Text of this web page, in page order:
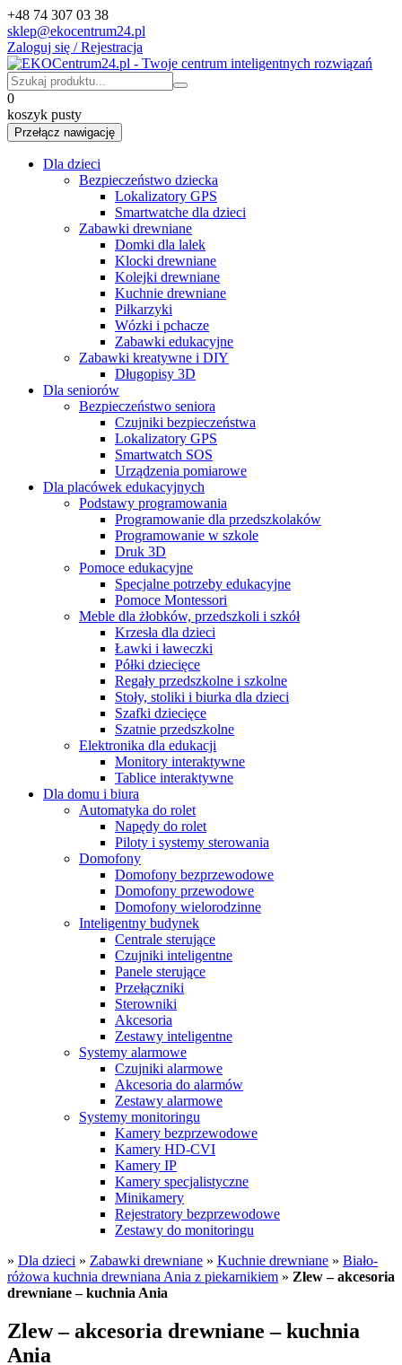
+48 74 307 03 38
sklep@ekocentrum24.pl
Zaloguj się / Rejestracja
0
koszyk pusty
Przełącz nawigację
Dla dzieci
Bezpieczeństwo dziecka
Lokalizatory GPS
Smartwatche dla dzieci
Zabawki drewniane
Domki dla lalek
Klocki drewniane
Kolejki drewniane
Kuchnie drewniane
Piłkarzyki
Wózki i pchacze
Zabawki edukacyjne
Zabawki kreatywne i DIY
Długopisy 3D
Dla seniorów
Bezpieczeństwo seniora
Czujniki bezpieczeństwa
Lokalizatory GPS
Smartwatch SOS
Urządzenia pomiarowe
Dla placówek edukacyjnych
Podstawy programowania
Programowanie dla przedszkolaków
Programowanie w szkole
Druk 3D
Pomoce edukacyjne
Specjalne potrzeby edukacyjne
Pomoce Montessori
Meble dla żłobków, przedszkoli i szkół
Krzesła dla dzieci
Ławki i ławeczki
Półki dziecięce
Regały przedszkolne i szkolne
Stoły, stoliki i biurka dla dzieci
Szafki dziecięce
Szatnie przedszkolne
Elektronika dla edukacji
Monitory interaktywne
Tablice interaktywne
Dla domu i biura
Automatyka do rolet
Napędy do rolet
Piloty i systemy sterowania
Domofony
Domofony bezprzewodowe
Domofony przewodowe
Domofony wielorodzinne
Inteligentny budynek
Centrale sterujące
Czujniki inteligentne
Panele sterujące
Przełączniki
Sterowniki
Akcesoria
Zestawy inteligentne
Systemy alarmowe
Czujniki alarmowe
Akcesoria do alarmów
Zestawy alarmowe
Systemy monitoringu
Kamery bezprzewodowe
Kamery HD-CVI
Kamery IP
Kamery specjalistyczne
Minikamery
Rejestratory bezprzewodowe
Zestawy do monitoringu
» Dla dzieci » Zabawki drewniane » Kuchnie drewniane » Biało-
różowa kuchnia drewniana Ania z piekarnikiem » Zlew – akcesoria
drewniane – kuchnia Ania
Zlew – akcesoria drewniane – kuchnia
Ania